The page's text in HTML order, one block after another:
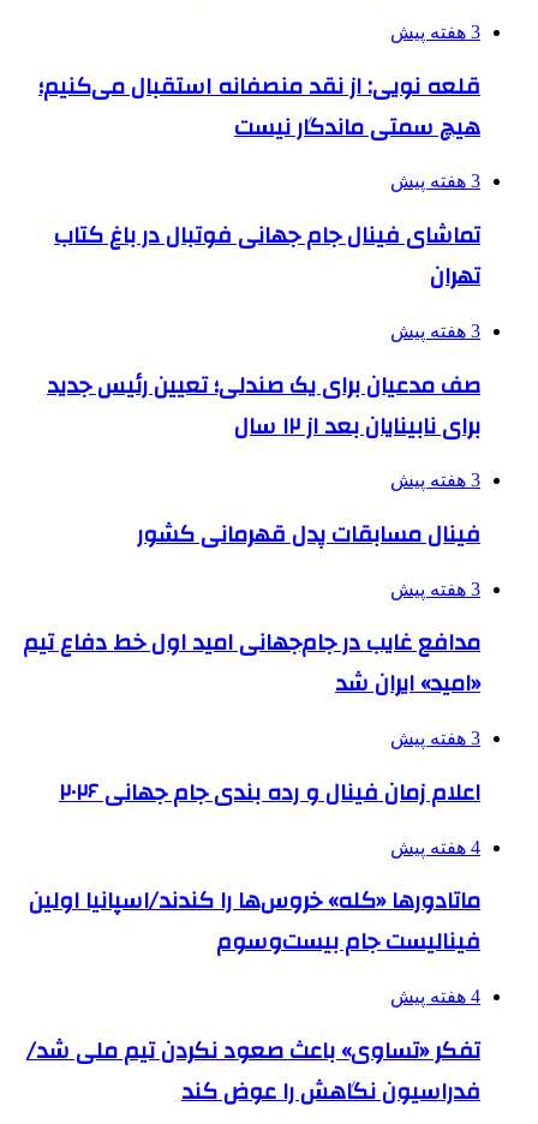
3 هفته پیش
قلعه نویی: از نقد منصفانه استقبال می‌کنیم؛
هیچ سمتی ماندگار نیست
3 هفته پیش
تماشای فینال جام جهانی فوتبال در باغ کتاب
تهران
3 هفته پیش
صف مدعیان برای یک صندلی؛ تعیین رئیس جدید
برای نابینایان بعد از ۱۲ سال
3 هفته پیش
فینال مسابقات پدل قهرمانی کشور
3 هفته پیش
مدافع غایب در جام‌جهانی امید اول خط دفاع تیم
«امید» ایران شد
3 هفته پیش
اعلام زمان فینال و رده بندی جام جهانی ۲۰۲۶
4 هفته پیش
ماتادورها «کله» خروس‌ها را کندند/اسپانیا اولین
فینالیست جام بیست‌وسوم
4 هفته پیش
تفکر «تساوی» باعث صعود نکردن تیم ملی شد/
فدراسیون نگاهش را عوض کند